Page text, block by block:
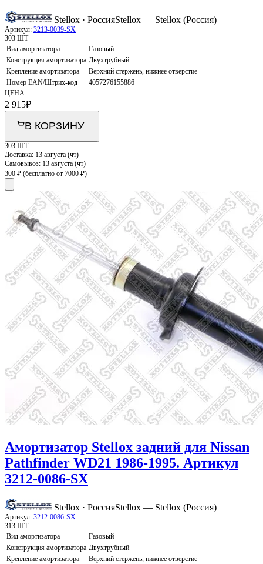
Stellox · РоссияStellox — Stellox (Россия)
Артикул: 3213-0039-SX
303 ШТ
Вид амортизатора
Газовый
Конструкция амортизатора Двухтрубный
Крепление амортизатора
Верхний стержень, нижнее отверстие
Номер EAN/Штрих-код
4057276155886
ЦЕНА
2 915₽
В КОРЗИНУ
303 ШТ
Доставка: 13 августа (чт)
Самовывоз: 13 августа (чт)
300 ₽ (бесплатно от 7000 ₽)
Амортизатор Stellox задний для Nissan
Pathfinder WD21 1986-1995. Артикул
3212-0086-SX
Stellox · РоссияStellox — Stellox (Россия)
Артикул: 3212-0086-SX
313 ШТ
Вид амортизатора
Газовый
Конструкция амортизатора Двухтрубный
Крепление амортизатора
Верхний стержень, нижнее отверстие